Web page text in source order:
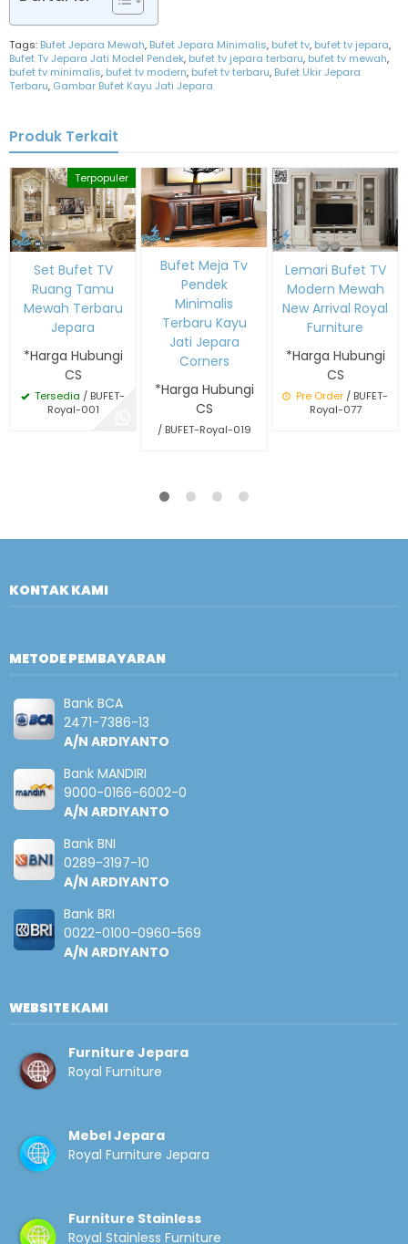
Tags: Bufet Jepara Mewah, Bufet Jepara Minimalis, bufet tv, bufet tv jepara,
Bufet Tv Jepara Jati Model Pendek, bufet tv jepara terbaru, bufet tv mewah,
bufet tv minimalis, bufet tv modern, bufet tv terbaru, Bufet Ukir Jepara
Terbaru, Gambar Bufet Kayu Jati Jepara
Produk Terkait
Terpopuler
Set Bufet TV
Ruang Tamu
Mewah Terbaru
Jepara
*Harga Hubungi
CS
Tersedia / BUFET-
Royal-001
Bufet Meja Tv
Pendek
Minimalis
Terbaru Kayu
Jati Jepara
Corners
*Harga Hubungi
CS
/ BUFET-Royal-019
Lemari Bufet TV
Modern Mewah
New Arrival Royal
Furniture
*Harga Hubungi
CS
Pre Order / BUFET-
Royal-077
KONTAK KAMI
METODE PEMBAYARAN
Bank BCA
2471-7386-13
A/N ARDIYANTO
Bank MANDIRI
9000-0166-6002-0
A/N ARDIYANTO
Bank BNI
0289-3197-10
A/N ARDIYANTO
Bank BRI
0022-0100-0960-569
A/N ARDIYANTO
WEBSITE KAMI
Furniture Jepara
Royal Furniture
Mebel Jepara
Royal Furniture Jepara
Furniture Stainless
Royal Stainless Furniture